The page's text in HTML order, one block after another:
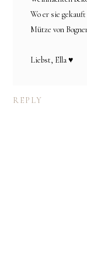
Wo er sie
Mütze von
Liebst, Ella ♥
REPLY